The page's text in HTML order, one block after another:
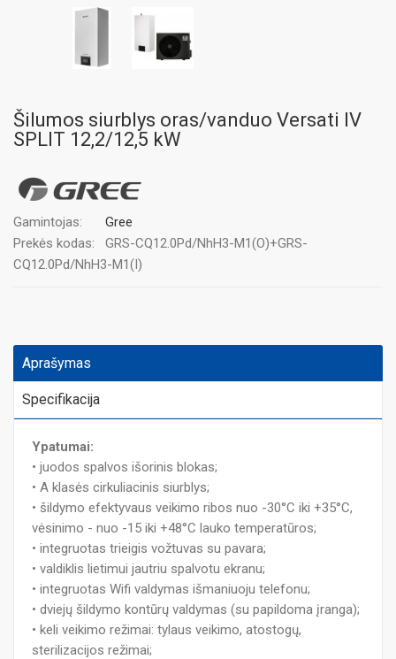
Šilumos siurblys oras/vanduo Versati IV
SPLIT 12,2/12,5 kW
Gamintojas:
Gree
Prekės kodas:
GRS-CQ12.0Pd/NhH3-M1(O)+GRS-
CQ12.0Pd/NhH3-M1(I)
Aprašymas
Specifikacija
Ypatumai:
• juodos spalvos išorinis blokas;
• A klasės cirkuliacinis siurblys;
• šildymo efektyvaus veikimo ribos nuo -30°C iki +35°C,
vėsinimo - nuo -15 iki +48°C lauko temperatūros;
• integruotas trieigis vožtuvas su pavara;
• valdiklis lietimui jautriu spalvotu ekranu;
• integruotas Wifi valdymas išmaniuoju telefonu;
• dviejų šildymo kontūrų valdymas (su papildoma įranga);
• keli veikimo režimai: tylaus veikimo, atostogų,
sterilizacijos režimai;